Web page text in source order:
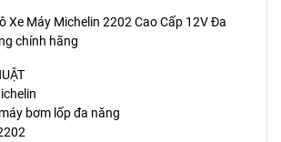
Xe Máy Michelin 2202 Cao Cấp 12V Đa
chính hãng
bơm lốp đa năng